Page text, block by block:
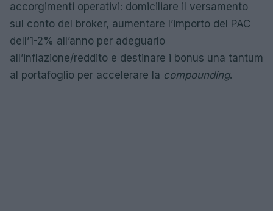
accorgimenti operativi: domiciliare il versamento
sul conto del broker, aumentare l’importo del PAC
dell’1-2% all’anno per adeguarlo
all’inflazione/reddito e destinare i bonus una tantum
al portafoglio per accelerare la compounding.